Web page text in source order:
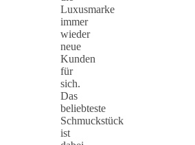
Luxusmarke
immer
wieder
neue
Kunden
für
sich.
Das
beliebteste
Schmuckstück
ist